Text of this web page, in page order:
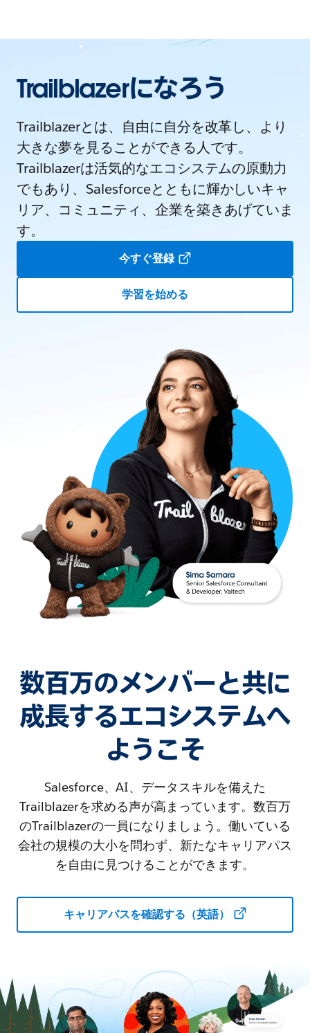
Trailblazerになろう
Trailblazerとは、自由に自分を改革し、より
大きな夢を見ることができる人です。
Trailblazerは活気的なエコシステムの原動力
でもあり、Salesforceとともに輝かしいキャ
リア、コミュニティ、企業を築きあげていま
す。
今すぐ登録
学習を始める
数百万のメンバーと共に
成長するエコシステムへ
ようこそ
Salesforce、AI、データスキルを備えた
Trailblazerを求める声が高まっています。数百万
のTrailblazerの一員になりましょう。働いている
会社の規模の大小を問わず、新たなキャリアパス
を自由に見つけることができます。
キャリアパスを確認する（英語）